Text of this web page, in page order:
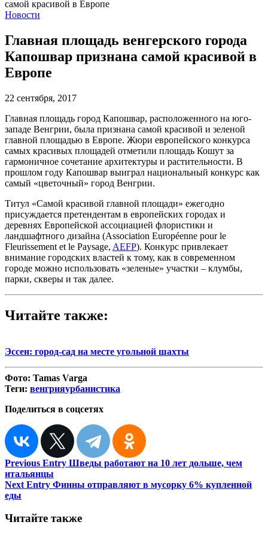
Новости
Главная площадь венгерского города
Капошвар признана самой красивой в
Европе
22 сентября, 2017
Главная площадь город Капошвар, расположенного на юго-
западе Венгрии, была признана самой красивой и зеленой
главной площадью в Европе. Жюри европейского конкурса
самых красивых площадей отметили площадь Кошут за
гармоничное сочетание архитектуры и растительности. В
прошлом году Капошвар выиграл национальный конкурс как
самый «цветочный» город Венгрии.
Титул «Самой красивой главной площади» ежегодно
присуждается претендентам в европейских городах и
деревнях Европейской ассоциацией флористики и
ландшафтного дизайна (Association Européenne pour le
Fleurissement et le Paysage, AEFP). Конкурс привлекает
внимание городских властей к тому, как в современном
городе можно использовать «зеленые» участки – клумбы,
парки, скверы и так далее.
Читайте также:
Эссен: город-сад на месте угольной шахты
Фото: Tamas Varga
Теги: венгрияурбанистика
Поделиться в соцсетях
Навигация
по
записям
Previous Entry Шведы работают на 10 лет дольше, чем
итальянцы
Next Entry Финны отправляют в мусорку 6% купленной
еды
Читайте также